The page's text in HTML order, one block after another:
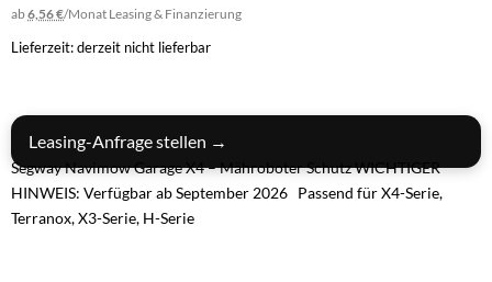
ab6,56 €/Monat Leasing & Finanzierung
Lieferzeit: derzeit nicht lieferbar
Leasing-Anfrage stellen →
Segway Navimow Garage X4 – Mähroboter Schutz WICHTIGER
HINWEIS: Verfügbar ab September 2026 Passend für X4-Serie,
Terranox, X3-Serie, H-Serie